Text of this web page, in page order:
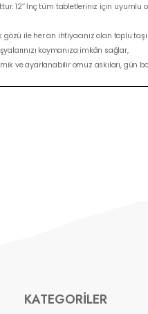
12’’ İnç tüm tabletleriniz için
gözü ile her an ihtiyacınız olan toplu
koymanıza imkân sağlar,
ve ayarlanabilir omuz askıları,
KATEGORILER